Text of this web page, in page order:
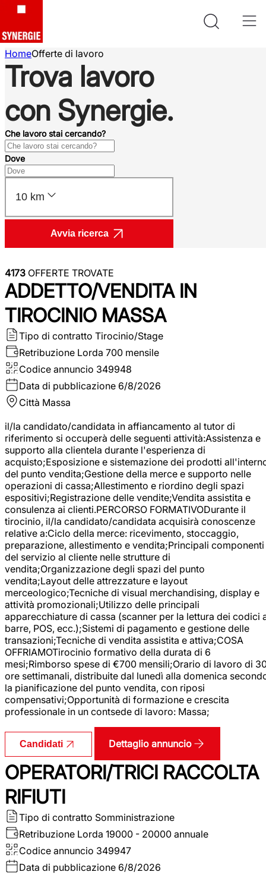
HomeOfferte di lavoro
Trova lavoro
con Synergie.
Che lavoro stai cercando?
Dove
10 km
Avvia ricerca
4173 OFFERTE TROVATE
ADDETTO/VENDITA IN
TIROCINIO MASSA
Tipo di contratto Tirocinio/Stage
Retribuzione Lorda 700 mensile
Codice annuncio 349948
Data di pubblicazione 6/8/2026
Città Massa
il/la candidato/candidata in affiancamento al tutor di
riferimento si occuperà delle seguenti attività:Assistenza e
supporto alla clientela durante l'esperienza di
acquisto;Esposizione e sistemazione dei prodotti
del punto vendita;Gestione della merce e supporto nelle
operazioni di cassa;Allestimento e riordino degli spazi
espositivi;Registrazione delle vendite;Vendita assistita e
consulenza ai clienti.PERCORSO FORMATIVODurante il
tirocinio, il/la candidato/candidata acquisirà conoscenze
relative a:Ciclo della merce: ricevimento, stoccaggio,
preparazione, allestimento e vendita;Principali componenti
del servizio al cliente nelle strutture di
vendita;Organizzazione degli spazi del punto
vendita;Layout delle attrezzature e layout
merceologico;Tecniche di visual merchandising, display e
attività promozionali;Utilizzo delle principali
apparecchiature di cassa (scanner per la lettura dei codici
barre, POS, ecc.);Sistemi di pagamento e gestione delle
transazioni;Tecniche di vendita assistita e attiva;COSA
OFFRIAMOTirocinio formativo della durata di 6
mesi;Rimborso spese di €700 mensili;Orario di lavoro di
ore settimanali, distribuite dal lunedì alla domenica
la pianificazione del punto vendita, con riposi
compensativi;Opportunità di formazione e crescita
professionale in un contsede di lavoro: Massa;
Candidati Dettaglio annuncio
OPERATORI/TRICI RACCOLTA
RIFIUTI
Tipo di contratto Somministrazione
Retribuzione Lorda 19000 - 20000 annuale
Codice annuncio 349947
Data di pubblicazione 6/8/2026